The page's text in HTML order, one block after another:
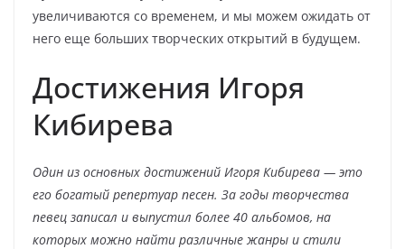
увеличиваются со временем, и мы можем ожидать от
него еще больших творческих открытий в будущем.
Достижения Игоря
Кибирева
Один из основных достижений Игоря Кибирева — это
его богатый репертуар песен. За годы творчества
певец записал и выпустил более 40 альбомов, на
которых можно найти различные жанры и стили